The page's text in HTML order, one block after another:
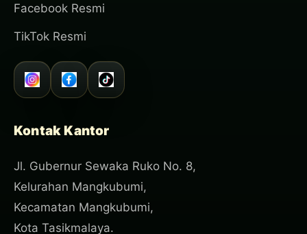
Facebook Resmi
TikTok Resmi
Kontak Kantor
Jl. Gubernur Sewaka Ruko No. 8,
Kelurahan Mangkubumi,
Kecamatan Mangkubumi,
Kota Tasikmalaya.